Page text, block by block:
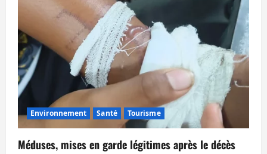
o
n
d
’
a
r
Environnement Santé Tourisme
Méduses, mises en garde légitimes après le décès